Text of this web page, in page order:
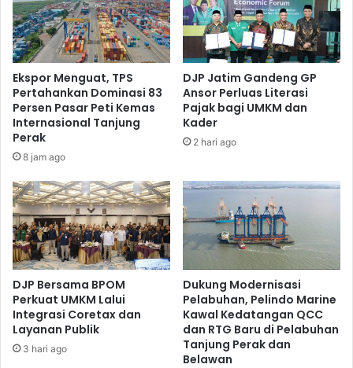
B
e
r
s
a
m
a
d
g
a
n
R
S
P
e
r
k
e
b
e
r
u
u
l
a
i
D
g
e
l
a
r
d
i
W
l
a
Ekspor Menguat, TPS
Pertahankan Dominasi 83
Persen Pasar Peti Kemas
Internasional Tanjung
Perak
8 jam ago
DJP Jatim Gandeng GP
Ansor Perluas Literasi
Pajak bagi UMKM dan
Kader
2 hari ago
DJP Bersama BPOM
Perkuat UMKM Lalui
Integrasi Coretax dan
Layanan Publik
3 hari ago
Dukung Modernisasi
Pelabuhan, Pelindo Marine
Kawal Kedatangan QCC
dan RTG Baru di Pelabuhan
Tanjung Perak dan
Belawan